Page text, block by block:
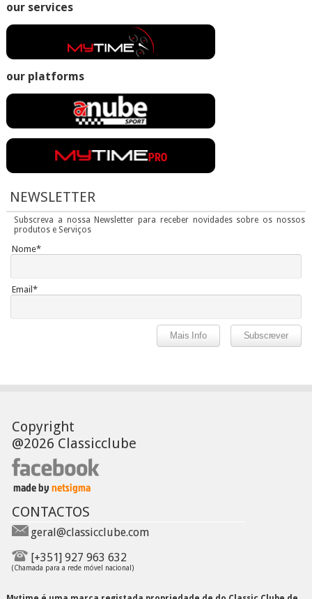
our services
our platforms
NEWSLETTER
Subscreva a nossa Newsletter para receber novidades sobre os nossos
produtos e Serviços
Nome*
Email*
Copyright
@2026 Classicclube
CONTACTOS
geral@classicclube.com
[+351] 927 963 632
(Chamada para a rede móvel nacional)